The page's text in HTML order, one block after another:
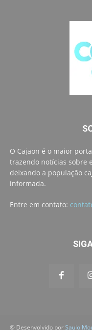
O Cajaon é o maior
trazendo notícias sobre
deixando a população
informada.
Entre em contato:
© Desenvolvido porSaulo